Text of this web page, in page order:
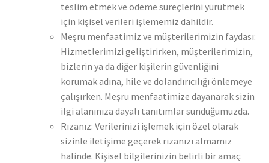
teslim etmek ve ödeme süreçlerini yürütmek
için kişisel verileri işlememiz dahildir.
Meşru menfaatimiz ve müşterilerimizin faydası:
Hizmetlerimizi geliştirirken, müşterilerimizin,
bizlerin ya da diğer kişilerin güvenliğini
korumak adına, hile ve dolandırıcılığı önlemeye
çalışırken. Meşru menfaatimize dayanarak sizin
ilgi alanınıza dayalı tanıtımlar sunduğumuzda.
Rızanız: Verilerinizi işlemek için özel olarak
sizinle iletişime geçerek rızanızı almamız
halinde. Kişisel bilgilerinizin belirli bir amaç